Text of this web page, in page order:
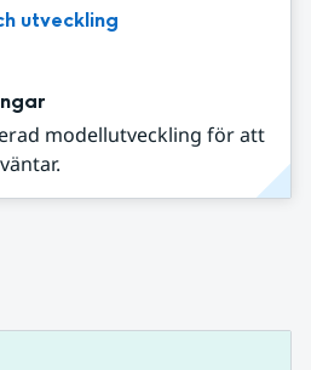
utveckling
modellutveckling för att